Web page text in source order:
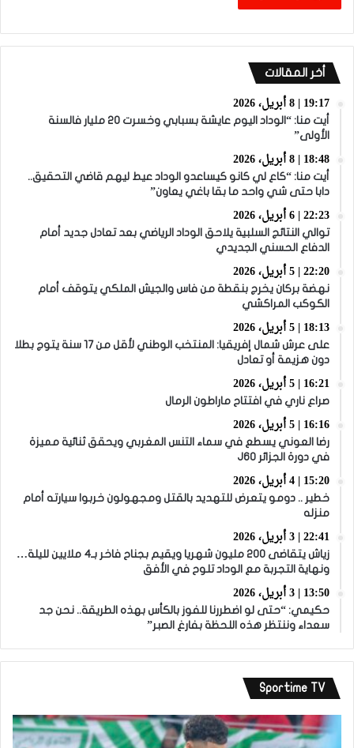
أخر المقالات
19:17 | 8 أبريل، 2026
أيت منا: “الوداد اليوم عايشة بسبابي وخسرت 20 مليار فالسنة
الأولى”
18:48 | 8 أبريل، 2026
أيت منا: “كاع لي كانو كيساعدو الوداد عيط ليهم قاضي التحقيق..
دابا حتى شي واحد ما بقا باغي يعاون”
22:23 | 6 أبريل، 2026
توالي النتائج السلبية يلاحق الوداد الرياضي بعد تعادل جديد أمام
الدفاع الحسني الجديدي
22:20 | 5 أبريل، 2026
نهضة بركان يخرج بنقطة من فاس والجيش الملكي يتوقف أمام
الكوكب المراكشي
18:13 | 5 أبريل، 2026
على عرش شمال إفريقيا: المنتخب الوطني لأقل من 17 سنة يتوج بطلا
دون هزيمة أو تعادل
16:21 | 5 أبريل، 2026
صراع ناري في افتتاح ماراطون الرمال
16:16 | 5 أبريل، 2026
رضا العوني يسطع في سماء التنس المغربي ويحقق ثنائية مميزة
في دورة الجزائر J60
15:20 | 4 أبريل، 2026
خطير .. دومو يتعرض للتهديد بالقتل ومجهولون خربوا سيارته أمام
منزله
22:41 | 3 أبريل، 2026
زياش يتقاضى 200 مليون شهريا ويقيم بجناح فاخر بـ4 ملايين لليلة…
ونهاية التجربة مع الوداد تلوح في الأفق
13:50 | 3 أبريل، 2026
حكيمي: “حتى لو اضطررنا للفوز بالكأس بهذه الطريقة.. نحن جد
سعداء وننتظر هذه اللحظة بفارغ الصبر”
Sportime TV